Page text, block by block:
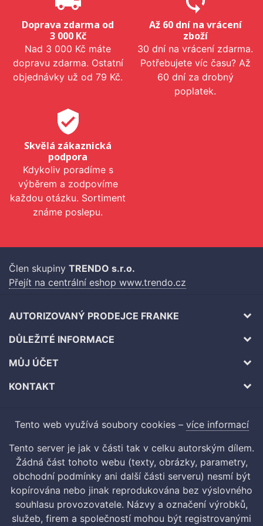
Doprava zdarma od
3 000 Kč
Nad 3 000 Kč máte
dopravu zdarma. Ostatní
objednávky už od 79 Kč.
Až 60 dní na vrácení
zboží
30 dní na vrácení zdarma.
Potřebujete víc času? Až
60 dní za drobný
poplatek.
verified_user
Skvělá zákaznická
podpora
Kdykoliv poradíme s
výběrem a zodpovíme
každou otázku. Sortiment
známe poslepu.
Člen skupiny TRENDO s.r.o.
Přejít na centrální eshop www.trendo.cz
AUTORIZOVANÝ PRODEJCE FRANKE
DŮLEŽITÉ INFORMACE
MŮJ ÚČET
KONTAKT
Tento web využívá soubory cookies – více informací
Tento server je jak v části tak v celku autorským dílem.
Žádná část tohoto webu (texty, obrázky, parametry,
obchodní podmínky ani další části serveru) nesmí být
kopírována nebo jinak reprodukována bez výslovného
souhlasu provozovatele. Názvy a označení výrobků,
služeb, firem a společností mohou být registrovanými